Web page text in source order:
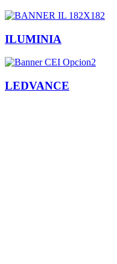
ILUMINIA
LEDVANCE